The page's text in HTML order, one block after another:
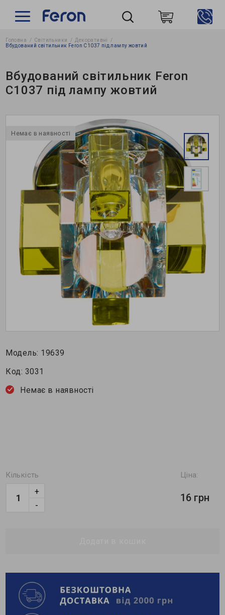
Головна Світильники
Декоративні
Вбудований світильник Feron C1037 під лампу жовтий
Вбудований світильник Feron
C1037 під лампу жовтий
Немає в наявності
Модель: 19639
Код: 3031
Немає в наявності
Кількість
-
+
Ціна:
16 грн